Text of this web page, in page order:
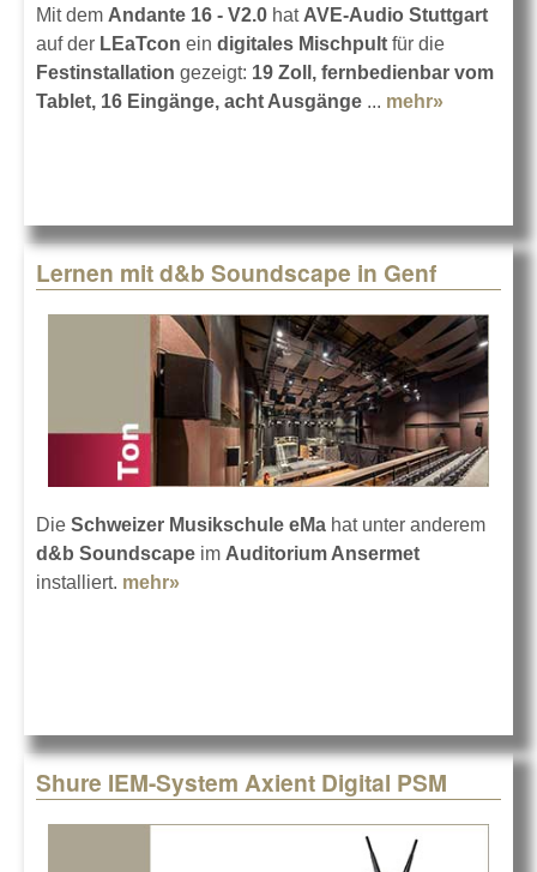
Mit dem Andante 16 - V2.0 hat AVE-Audio Stuttgart
auf der LEaTcon ein digitales Mischpult für die
Festinstallation gezeigt: 19 Zoll, fernbedienbar vom
Tablet, 16 Eingänge, acht Ausgänge ... mehr»
16 - V2.0
Lernen mit d&b Soundscape in Genf
Die Schweizer Musikschule eMa hat unter anderem
d&b Soundscape im Auditorium Ansermet
installiert. mehr»
Shure IEM-System Axient Digital PSM